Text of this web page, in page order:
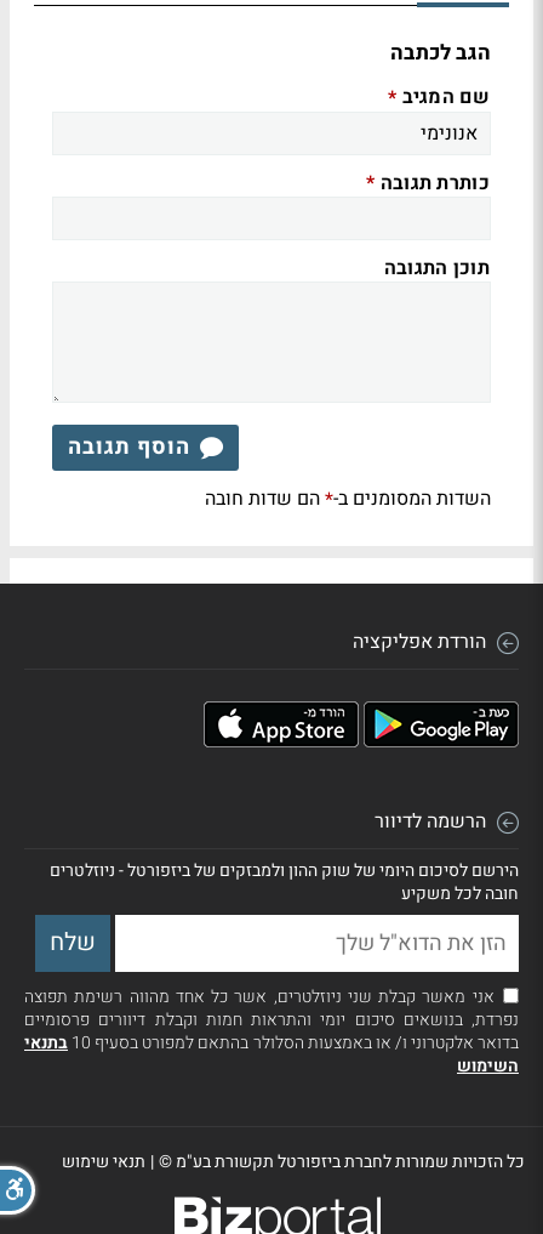
הגב לכתבה
שם המגיב *
כותרת תגובה *
תוכן התגובה
הוסף תגובה
השדות המסומנים ב-*הם שדות חובה
הורדת אפליקציה
הרשמה לדיוור
הירשם לסיכום היומי של שוק ההון ולמבזקים של ביזפורטל - ניוזלטרים
חובה לכל משקיע
אני מאשר קבלת שני ניוזלטרים, אשר כל אחד מהווה רשימת תפוצה
נפרדת, בנושאים סיכום יומי והתראות חמות וקבלת דיוורים פרסומיים
בדואר אלקטרוני ו/ או באמצעות הסלולר בהתאם למפורט בסעיף 10
בתנאי
השימוש
כל הזכויות שמורות לחברת ביזפורטל תקשורת בע"מ ©| תנאי שימוש